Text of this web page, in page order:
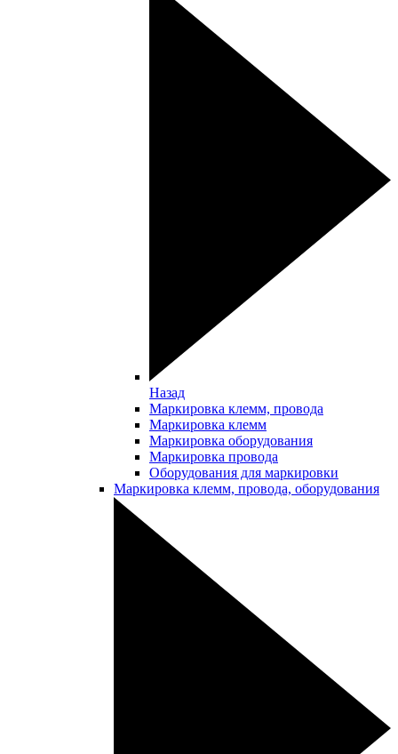
Назад
Маркировка клемм, провода
Маркировка клемм
Маркировка оборудования
Маркировка провода
Оборудования для маркировки
Маркировка клемм, провода, оборудования